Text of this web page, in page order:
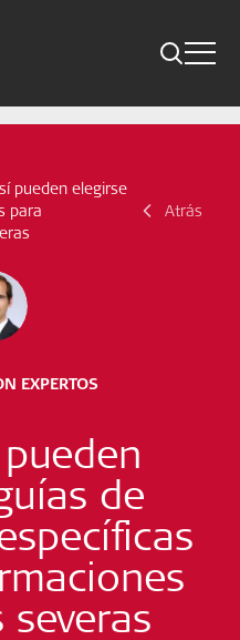
Toggle
ahora
– Spain
Buscar
pueden elegirse
para
Atrás
EXPERTOS
de